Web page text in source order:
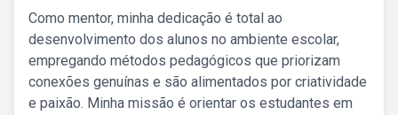
Como mentor, minha dedicação é total ao
desenvolvimento dos alunos no ambiente escolar,
empregando métodos pedagógicos que priorizam
conexões genuínas e são alimentados por criatividade
e paixão. Minha missão é orientar os estudantes em